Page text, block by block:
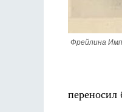
Фрейлина
переносил